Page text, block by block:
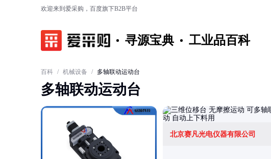
欢迎来到爱采购，百度旗下B2B平台
寻源宝典 工业品百科
百科 / 机械设备 / 多轴联动运动台
多轴联动运动台
北京赛凡光电仪器有限公司